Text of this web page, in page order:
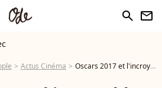
search newsletter
Actus Cinéma Oscars 2017 et l'incroyable bourde : La décision ferme de l'Académie